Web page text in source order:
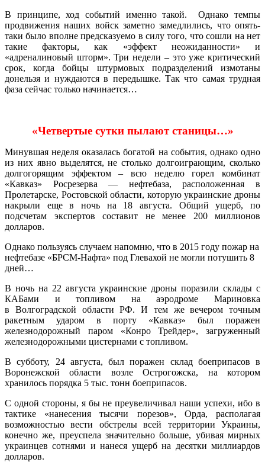
В принципе, ход событий именно такой. Однако темпы
продвижения наших войск заметно замедлились, что опять-
таки было вполне предсказуемо в силу того, что сошли на нет
такие факторы, как «эффект неожиданности» и
«адреналиновый шторм». Три недели – это уже критический
срок, когда бойцы штурмовых подразделений измотаны
донельзя и нуждаются в передышке. Так что самая трудная
фаза сейчас только начинается…
«Четвертые сутки пылают станицы…»
Минувшая неделя оказалась богатой на события, однако одно
из них явно выделятся, не столько долгоиграющим, сколько
долгогорящим эффектом – всю неделю горел комбинат
«Кавказ» Росрезерва — нефтебаза, расположенная в
Пролетарске, Ростовской области, которую украинские дроны
накрыли еще в ночь на 18 августа. Общий ущерб, по
подсчетам экспертов составит не менее 200 миллионов
долларов.
Однако пользуясь случаем напомню, что в 2015 году пожар на
нефтебазе «БРСМ-Нафта» под Глевахой не могли потушить 8
дней…
В ночь на 22 августа украинские дроны поразили склады с
КАБами и топливом на аэродроме Мариновка
в Волгоградской области РФ. И тем же вечером точным
ракетным ударом в порту «Кавказ» был поражен
железнодорожный паром «Конро Трейдер», загруженный
железнодорожными цистернами с топливом.
В субботу, 24 августа, был поражен склад боеприпасов в
Воронежской области возле Острогожска, на котором
хранилось порядка 5 тыс. тонн боеприпасов.
С одной стороны, я бы не преувеличивал наши успехи, ибо в
тактике «нанесения тысячи порезов», Орда, располагая
возможностью вести обстрелы всей территории Украины,
конечно же, преуспела значительно больше, убивая мирных
украинцев сотнями и нанеся ущерб на десятки миллиардов
долларов.